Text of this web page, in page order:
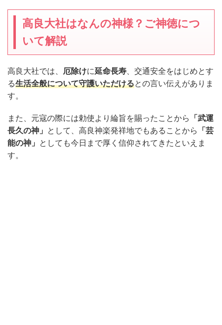
高良大社はなんの神様？ご神徳につ
いて解説
高良大社では、 厄除けに延命長寿 、交通安全をはじめとす
る生活全般について守護いただけるとの言い伝えがありま
す。
また、元寇の際には勅使より綸旨を賜ったことから 「武運
長久の神」 として、高良神楽発祥地でもあることから 「芸
能の神」 としても今日まで厚く信仰されてきたといえま
す。